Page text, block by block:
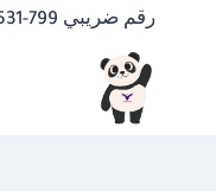
المحتوى
رقم ضريبي 799-531-699